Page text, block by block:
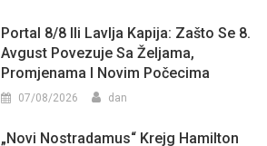
Portal 8/8 Ili Lavlja Kapija: Zašto Se 8.
Avgust Povezuje Sa Željama,
Promjenama I Novim Počecima
07/08/2026 dan
„Novi Nostradamus“ Krejg Hamilton